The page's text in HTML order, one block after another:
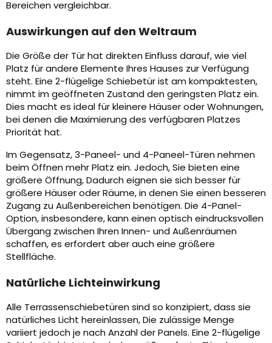
Bereichen vergleichbar.
Auswirkungen auf den Weltraum
Die Größe der Tür hat direkten Einfluss darauf, wie viel
Platz für andere Elemente Ihres Hauses zur Verfügung
steht. Eine 2-flügelige Schiebetür ist am kompaktesten,
nimmt im geöffneten Zustand den geringsten Platz ein.
Dies macht es ideal für kleinere Häuser oder Wohnungen,
bei denen die Maximierung des verfügbaren Platzes
Priorität hat.
Im Gegensatz, 3-Paneel- und 4-Paneel-Türen nehmen
beim Öffnen mehr Platz ein. Jedoch, Sie bieten eine
größere Öffnung, Dadurch eignen sie sich besser für
größere Häuser oder Räume, in denen Sie einen besseren
Zugang zu Außenbereichen benötigen. Die 4-Panel-
Option, insbesondere, kann einen optisch eindrucksvollen
Übergang zwischen Ihren Innen- und Außenräumen
schaffen, es erfordert aber auch eine größere
Stellfläche.
Natürliche Lichteinwirkung
Alle Terrassenschiebetüren sind so konzipiert, dass sie
natürliches Licht hereinlassen, Die zulässige Menge
variiert jedoch je nach Anzahl der Panels. Eine 2-flügelige